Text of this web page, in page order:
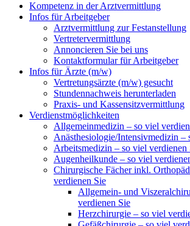
Kompetenz in der Arztvermittlung
Infos für Arbeitgeber
Arztvermittlung zur Festanstellung
Vertretervermittlung
Annoncieren Sie bei uns
Kontaktformular für Arbeitgeber
Infos für Ärzte (m/w)
Vertretungsärzte (m/w) gesucht
Stundennachweis herunterladen
Praxis- und Kassensitzvermittlung
Verdienstmöglichkeiten
Allgemeinmedizin – so viel
Anästhesiologie/Intensivmedizin –
Arbeitsmedizin – so viel verdienen
Augenheilkunde – so viel
Chirurgische Fächer inkl.
verdienen Sie
Allgemein- und
verdienen Sie
Herzchirurgie – so viel